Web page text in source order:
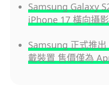
Samsung Galaxy
iPhone 17 橫向攝
Samsung 正式推
戴裝置 售價僅為